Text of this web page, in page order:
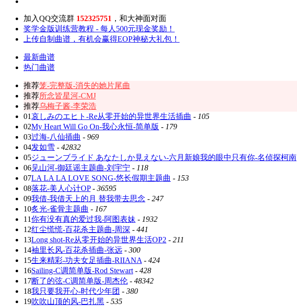
加入QQ交流群 152325751 ，和大神面对面
奖学金版训练营教程 - 每人500元现金奖励！
上传自制曲谱，有机会赢得EOP神秘大礼包！
最新曲谱
热门曲谱
推荐笼-完整版-消失的她片尾曲
推荐所念皆星河-CMJ
推荐乌梅子酱-李荣浩
01哀しみのエヒト-Re从零开始的异世界生活插曲 - 105
02My Heart Will Go On-我心永恒-简单版 - 179
03过海-八仙插曲 - 969
04发如雪 - 42832
05ジューンブライド あなたしか見えない-六月新娘我的眼中只有你-名侦探柯南
06见山河-御廷谣主题曲-刘宇宁 - 118
07LA LA LA LOVE SONG-悠长假期主题曲 - 153
08落花-美人心计OP- 36595
09我借-我借天上的月 替我带去思念 - 247
10炙光-雀骨主题曲 - 167
11你有没有真的爱过我-阿图表妹 - 1932
12红尘慌慌-百花杀主题曲-周深 - 441
13Long shot-Re从零开始的异世界生活OP2 - 211
14袖里长风-百花杀插曲-张远 - 300
15生来精彩-功夫女足插曲-RIIANA - 424
16Sailing-C调简单版-Rod Stewart - 428
17断了的弦-C调简单版-周杰伦 - 48342
18我只要我开心-时代少年团 - 380
19吹吹山顶的风-巴扎黑 - 535